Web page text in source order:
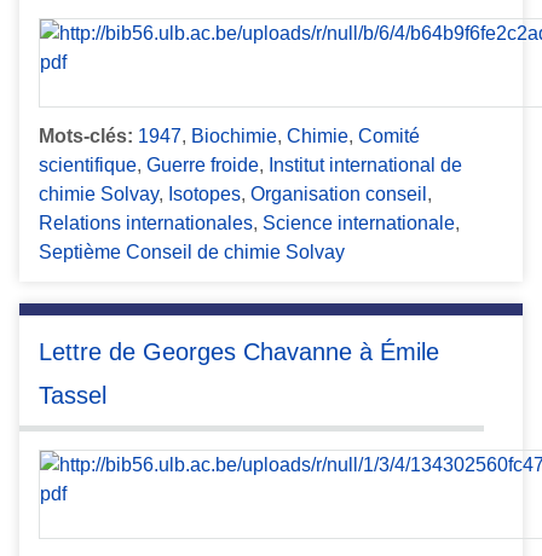
Mots-clés: 1947, Biochimie, Chimie, Comité
scientifique, Guerre froide, Institut international de
chimie Solvay, Isotopes, Organisation conseil ,
Relations internationales, Science internationale,
Septième Conseil de chimie Solvay
Lettre de Georges Chavanne à Émile
Tassel